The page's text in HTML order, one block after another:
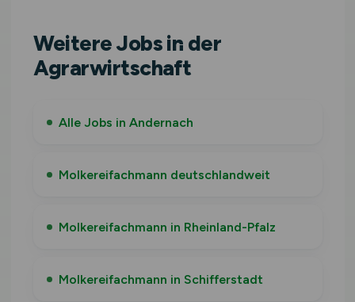
Weitere Jobs in der
Agrarwirtschaft
Alle Jobs in Andernach
Molkereifachmann deutschlandweit
Molkereifachmann in Rheinland-Pfalz
Molkereifachmann in Schifferstadt